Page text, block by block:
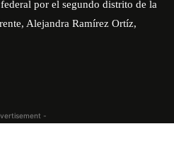
por el segundo distrito de la
Alejandra Ramírez Ortíz,
-